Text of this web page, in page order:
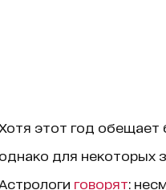
этот год обещает
однако для некоторых
Астрологи говорят: